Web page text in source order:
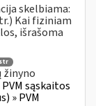
skelbiama:
Kai fiziniam
išrašoma
žinyno
sąskaitos
» PVM